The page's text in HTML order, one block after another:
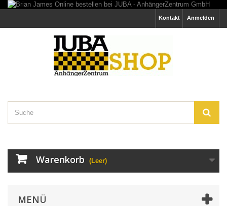
Anmelden
Kontakt
Warenkorb (Leer)
MENÜ